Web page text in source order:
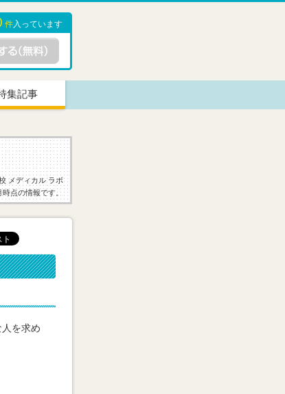
件入っています
集記事
メディカル ラボ
時点の情報です。
を求め